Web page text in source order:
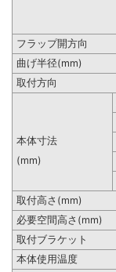
フラップ開方向
曲げ半径(mm)
取付方向
本体寸法
(mm)
取付高さ(mm)
必要空間高さ(mm)
取付ブラケット
本体使用温度